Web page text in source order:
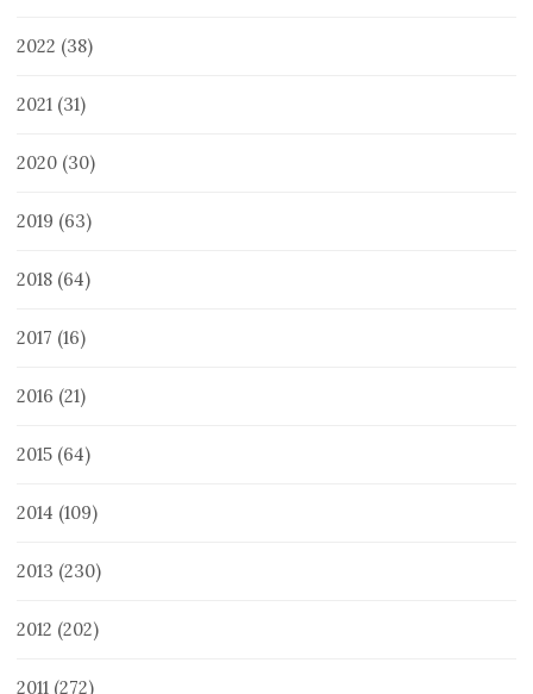
2022 (38)
2021 (31)
2020 (30)
2019 (63)
2018 (64)
2017 (16)
2016 (21)
2015 (64)
2014 (109)
2013 (230)
2012 (202)
2011 (272)